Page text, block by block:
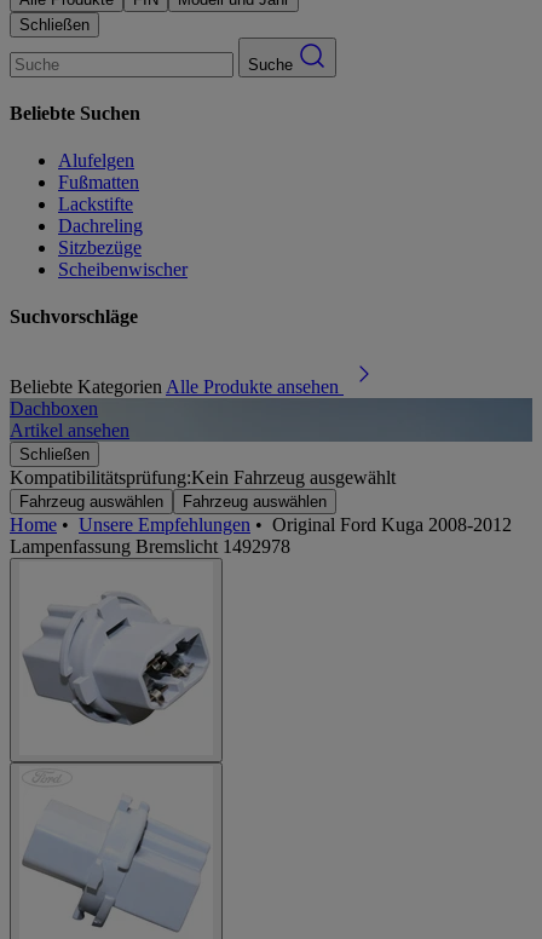
Schließen
Suche
Beliebte Suchen
Alufelgen
Fußmatten
Lackstifte
Dachreling
Sitzbezüge
Scheibenwischer
Suchvorschläge
Beliebte Kategorien Alle Produkte ansehen
Dachboxen
Artikel ansehen
Schließen
Kompatibilitätsprüfung:Kein Fahrzeug ausgewählt
Fahrzeug auswählen Fahrzeug auswählen
Home • Unsere Empfehlungen • Original Ford Kuga 2008-2012
Lampenfassung Bremslicht 1492978